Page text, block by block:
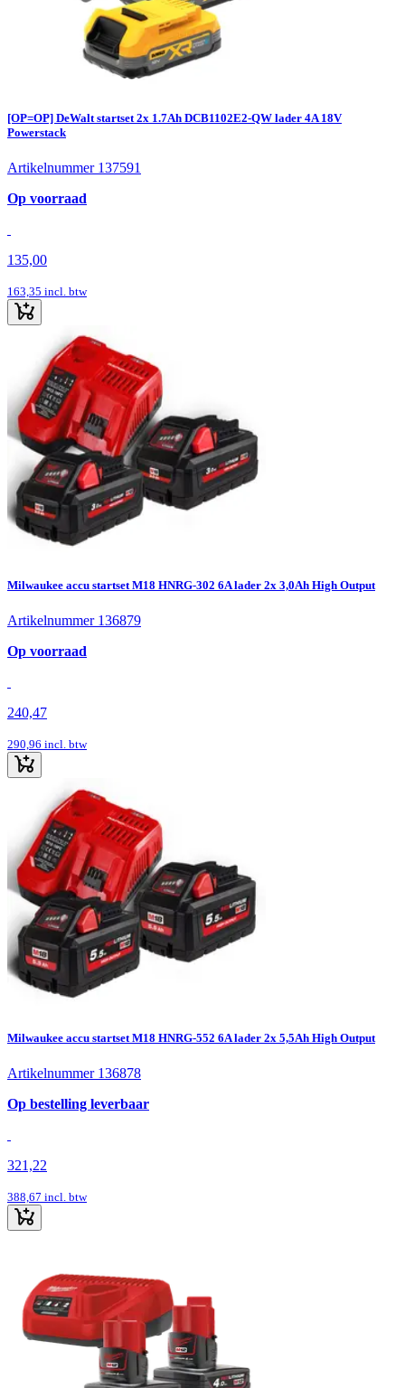
[OP=OP] DeWalt startset 2x 1.7Ah DCB1102E2-QW lader 4A 18V
Powerstack
Artikelnummer 137591
Op voorraad
135,00
163,35 incl. btw
Milwaukee accu startset M18 HNRG-302 6A lader 2x 3,0Ah High Output
Artikelnummer 136879
Op voorraad
240,47
290,96 incl. btw
Milwaukee accu startset M18 HNRG-552 6A lader 2x 5,5Ah High Output
Artikelnummer 136878
Op bestelling leverbaar
321,22
388,67 incl. btw